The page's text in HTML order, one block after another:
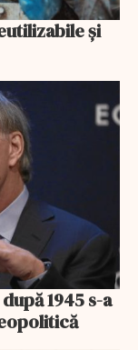
și
1945 s-a